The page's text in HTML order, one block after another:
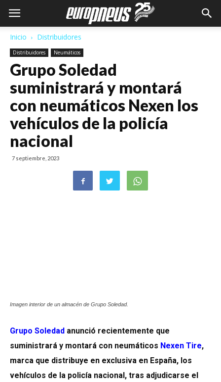
Inicio Distribuidores
Distribuidores Neumáticos
Grupo Soledad
suministrará y montará
con neumáticos Nexen los
vehículos de la policía
nacional
7 septiembre, 2023
Imagen interior de un almacén de Grupo Soledad.
Grupo Soledad anunció recientemente que
suministrará y montará con neumáticos Nexen Tire,
marca que distribuye en exclusiva en España, los
vehículos de la policía nacional, tras adjudicarse el